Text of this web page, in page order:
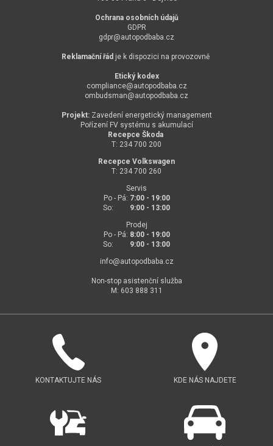
Ochrana osobních údajů
GDPR
gdpr@autopodbaba.cz
Reklamační řád je k dispozici na provozovně
Etický kodex
compliance@autopodbaba.cz
ombudsman@autopodbaba.cz
Projekt: Zavedení energetický management
Pořízení FV systému s akumulací
Recepce Škoda
T: 234 700 200
Recepce Volkswagen
T: 234 700 260
Servis
Po - Pá: 7:00 - 19:00
So: 9:00 - 13:00
Prodej
Po - Pá: 8:00 - 19:00
So: 9:00 - 13:00
info@autopodbaba.cz
Non-stop asistenční služba
M: 603 888 311
KONTAKTUJTE NÁS KDE NÁS NAJDETE